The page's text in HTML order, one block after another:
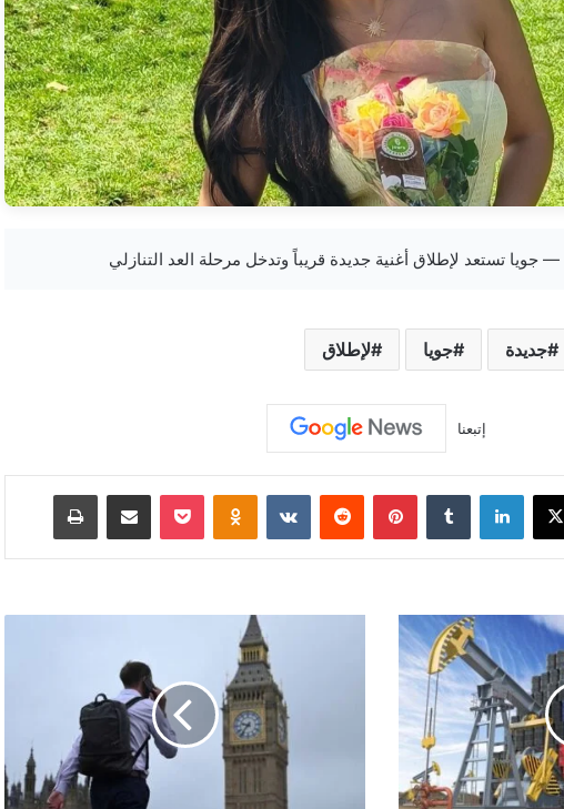
جديدة جويا لإطلاق
إتبعنا
‫X لينكدإن ‏Tumblr بينتيريست ‏Reddit
‏VKontakte
Odnoklassniki
‫Pocket مشاركة عبر البريد طباعة